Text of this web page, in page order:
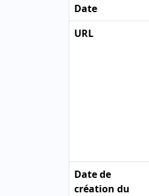
Date
URL
Date de
création du